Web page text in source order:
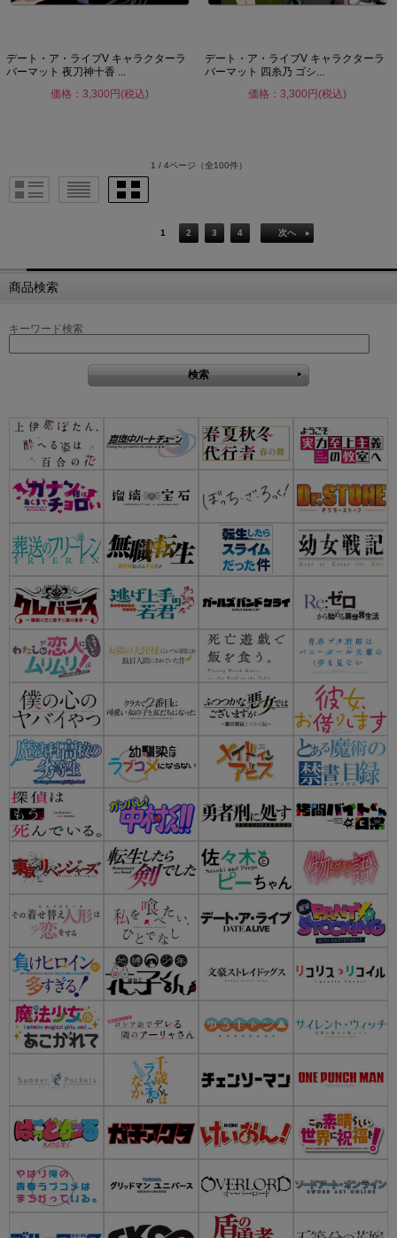
デート・ア・ライブV キャラクターラ
バーマット 夜刀神十香 ...
価格：3,300円(税込)
デート・ア・ライブV キャラクターラ
バーマット 四糸乃 ゴシ...
価格：3,300円(税込)
1 / 4ページ （全100件）
1 2 3 4 次へ
商品検索
キーワード検索